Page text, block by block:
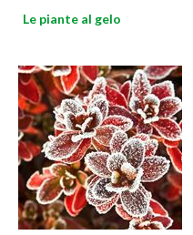
Le piante al gelo